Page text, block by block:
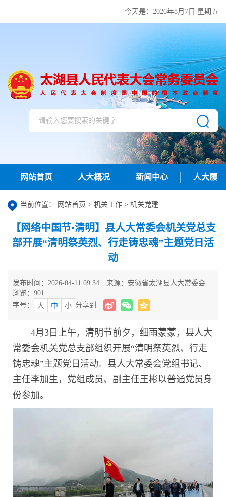
今天是： 2026年8月7日 星期五
网站首页 人大概况 新闻中心 人大履职
当前位置： 网站首页 > 机关工作 > 机关党建
【网络中国节•清明】县人大常委会机关党总支
部开展“清明祭英烈、行走铸忠魂”主题党日活
动
发布时间：2026-04-11 09:34
来源：安徽省太湖县人大常委会
浏览： 901
字号：
大 中 小 分享到:
4月3日上午，清明节前夕，细雨蒙蒙，县人大
常委会机关党总支部组织开展“清明祭英烈、行走
铸忠魂”主题党日活动。县人大常委会党组书记、
主任李加生，党组成员、副主任王彬以普通党员身
份参加。